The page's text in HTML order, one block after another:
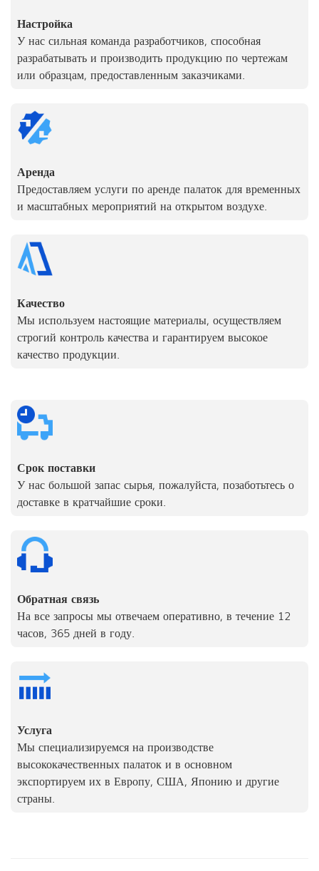
Настройка
У нас сильная команда разработчиков, способная
разрабатывать и производить продукцию по чертежам
или образцам, предоставленным заказчиками.
Аренда
Предоставляем услуги по аренде палаток для временных
и масштабных мероприятий на открытом воздухе.
Качество
Мы используем настоящие материалы, осуществляем
строгий контроль качества и гарантируем высокое
качество продукции.
Срок поставки
У нас большой запас сырья, пожалуйста, позаботьтесь о
доставке в кратчайшие сроки.
Обратная связь
На все запросы мы отвечаем оперативно, в течение 12
часов, 365 дней в году.
Услуга
Мы специализируемся на производстве
высококачественных палаток и в основном
экспортируем их в Европу, США, Японию и другие
страны.